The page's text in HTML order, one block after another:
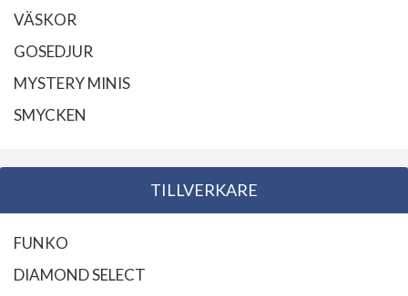
VÄSKOR
GOSEDJUR
MYSTERY MINIS
SMYCKEN
TILLVERKARE
FUNKO
DIAMOND SELECT